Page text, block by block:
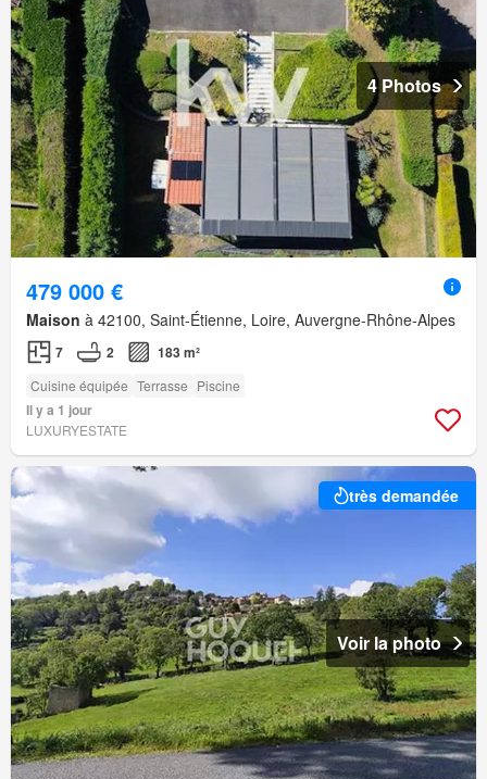
4 Photos
479 000 €
Maison à 42100, Saint-Étienne, Loire, Auvergne-Rhône-Alpes
7 2 183 m²
Cuisine équipée Terrasse Piscine
Il y a 1 jour
LUXURYESTATE
très demandée
Voir la photo